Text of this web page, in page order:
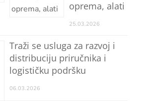
oprema, alati
25.03.2026
Traži se usluga za razvoj i
distribuciju priručnika i
logističku podršku
06.03.2026